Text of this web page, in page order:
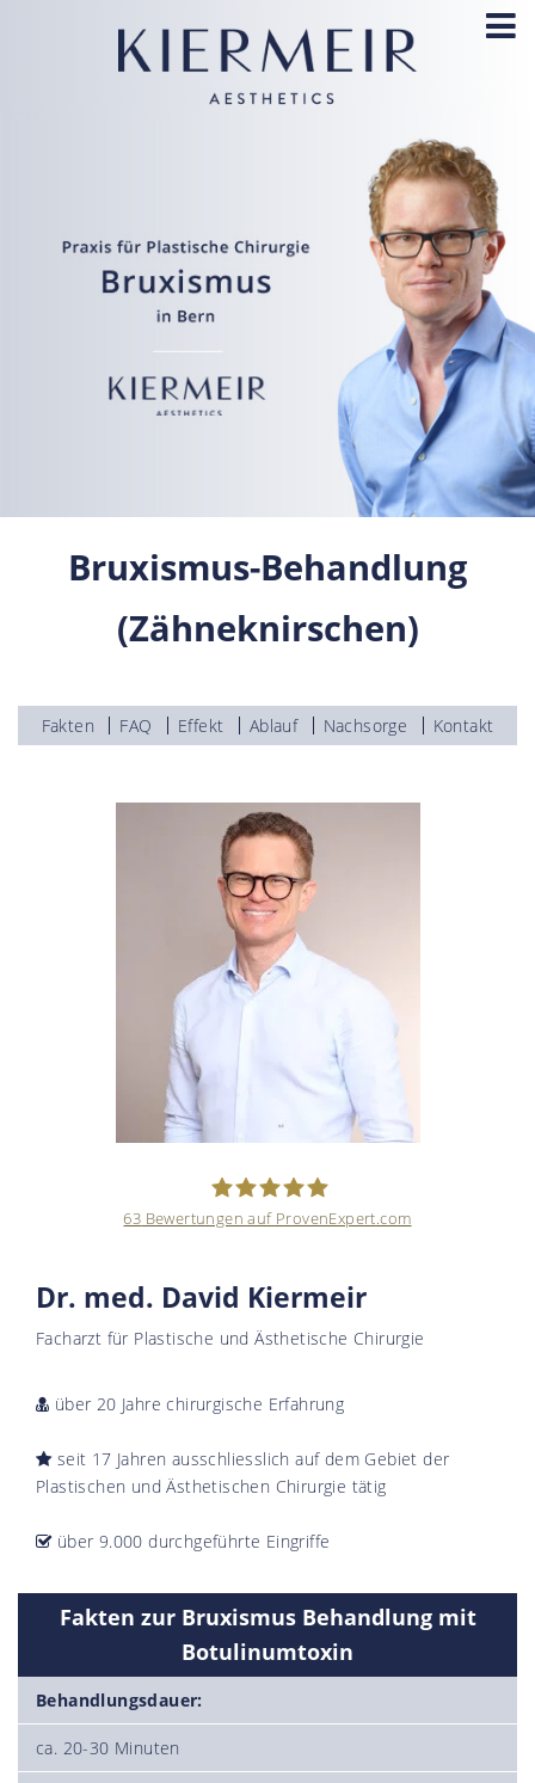
Bruxismus-Behandlung
(Zähneknirschen)
Fakten FAQ Effekt Ablauf Nachsorge Kontakt
63 Bewertungen auf ProvenExpert.com
Dr. med. David Kiermeir
Facharzt für Plastische und Ästhetische Chirurgie
über 20 Jahre chirurgische Erfahrung
seit 17 Jahren ausschliesslich auf dem Gebiet der
Plastischen und Ästhetischen Chirurgie tätig
über 9.000 durchgeführte Eingriffe
Fakten zur Bruxismus Behandlung mit
Botulinumtoxin
Behandlungsdauer:
ca. 20-30 Minuten